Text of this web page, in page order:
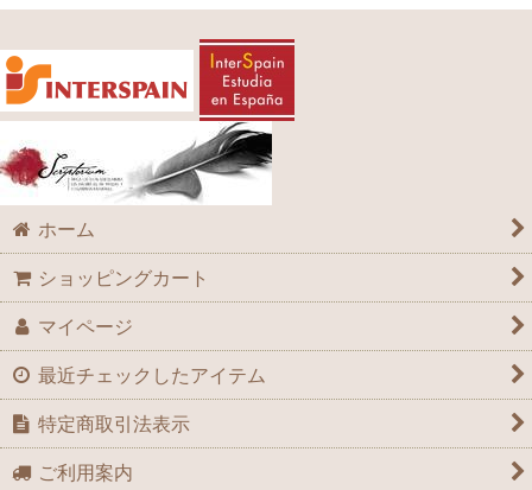
ホーム
ショッピングカート
マイページ
最近チェックしたアイテム
特定商取引法表示
ご利用案内